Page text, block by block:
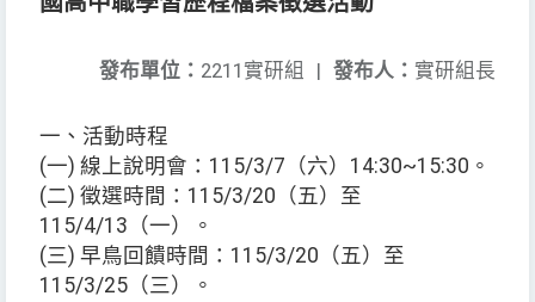
發布人： 實研組長
發布單位： 2211實研組 |
一、活動時程
(一) 線上說明會：115/3/7（六）14:30~15:30。
(二) 徵選時間：115/3/20（五）至
115/4/13（一）。
(三) 早鳥回饋時間：115/3/20（五）至
115/3/25（三）。